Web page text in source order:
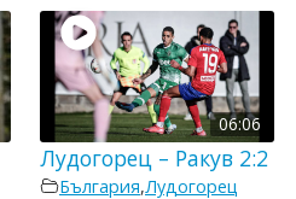
06:06
Лудогорец – Ракув 2:2
България,Лудогорец